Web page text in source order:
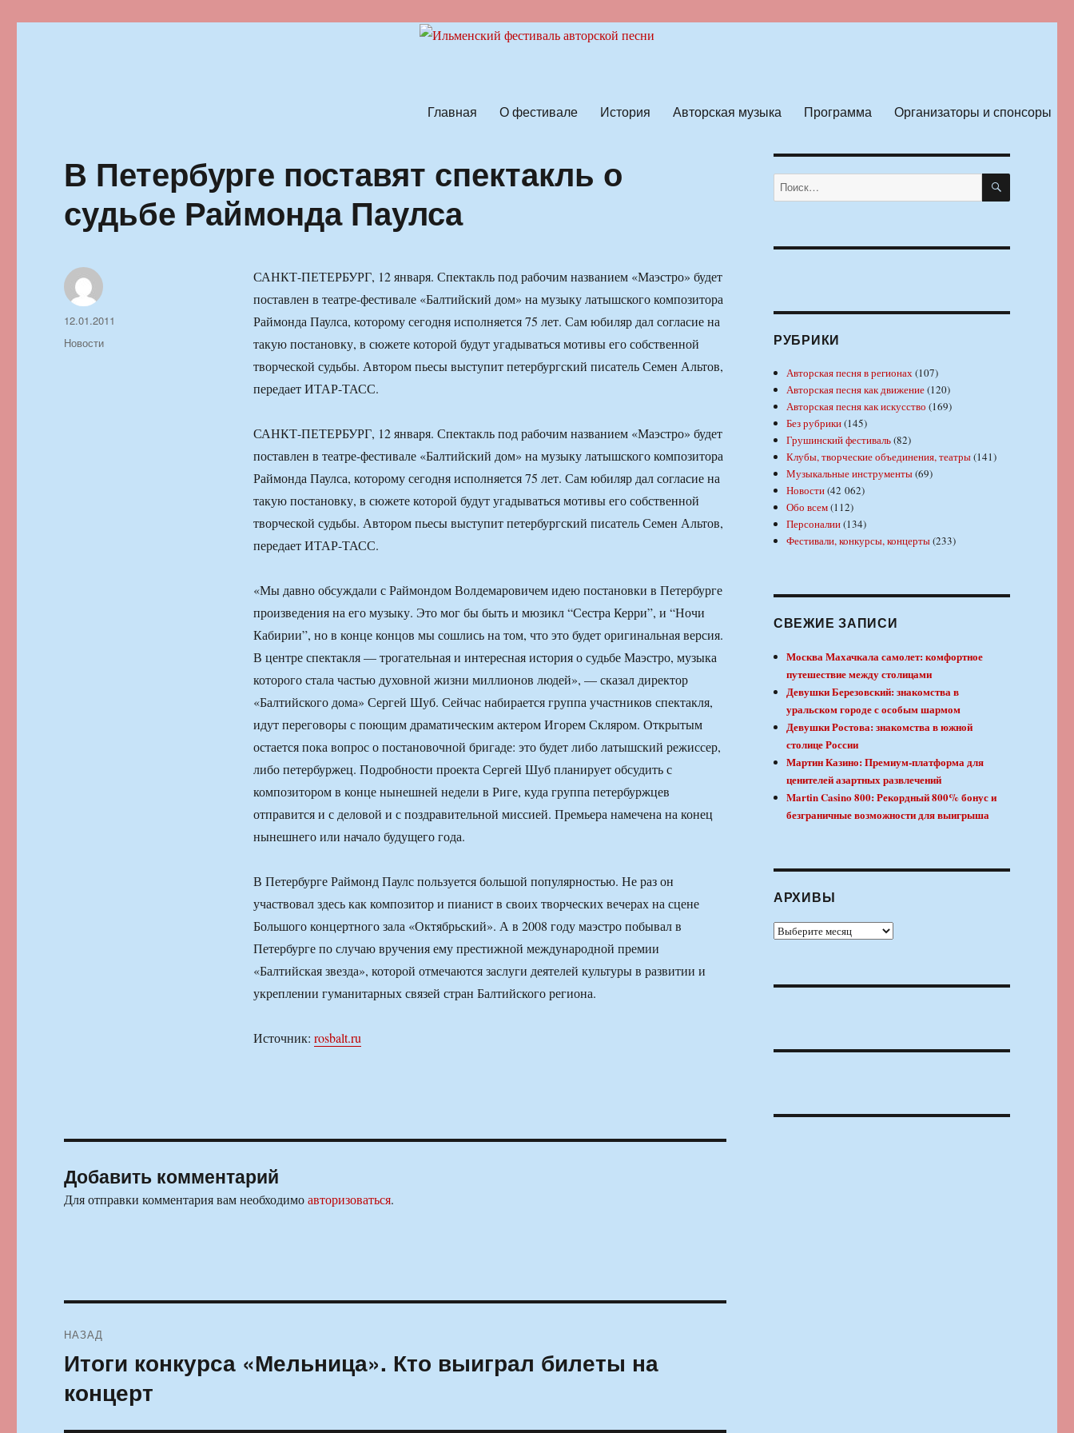
Главная О фестивале История Авторская музыка Программа Организаторы и спонсоры
В Петербурге поставят спектакль о
судьбе Раймонда Паулса
САНКТ-ПЕТЕРБУРГ, 12 января. Спектакль под рабочим названием «Маэстро» будет
поставлен в театре-фестивале «Балтийский дом» на музыку латышского композитора
Раймонда Паулса, которому сегодня исполняется 75 лет. Сам юбиляр дал согласие на
такую постановку, в сюжете которой будут угадываться мотивы его собственной
творческой судьбы. Автором пьесы выступит петербургский писатель Семен Альтов,
передает ИТАР-ТАСС.
САНКТ-ПЕТЕРБУРГ, 12 января. Спектакль под рабочим названием «Маэстро» будет
поставлен в театре-фестивале «Балтийский дом» на музыку латышского композитора
Раймонда Паулса, которому сегодня исполняется 75 лет. Сам юбиляр дал согласие на
такую постановку, в сюжете которой будут угадываться мотивы его собственной
творческой судьбы. Автором пьесы выступит петербургский писатель Семен Альтов,
передает ИТАР-ТАСС.
«Мы давно обсуждали с Раймондом Волдемаровичем идею постановки в Петербурге
произведения на его музыку. Это мог бы быть и мюзикл “Сестра Керри”, и “Ночи
Кабирии”, но в конце концов мы сошлись на том, что это будет оригинальная версия.
В центре спектакля — трогательная и интересная история о судьбе Маэстро, музыка
которого стала частью духовной жизни миллионов людей», — сказал директор
«Балтийского дома» Сергей Шуб. Сейчас набирается группа участников спектакля,
идут переговоры с поющим драматическим актером Игорем Скляром. Открытым
остается пока вопрос о постановочной бригаде: это будет либо латышский режиссер,
либо петербуржец. Подробности проекта Сергей Шуб планирует обсудить с
композитором в конце нынешней недели в Риге, куда группа петербуржцев
отправится и с деловой и с поздравительной миссией. Премьера намечена на конец
нынешнего или начало будущего года.
В Петербурге Раймонд Паулс пользуется большой популярностью. Не раз он
участвовал здесь как композитор и пианист в своих творческих вечерах на сцене
Большого концертного зала «Октябрьский». А в 2008 году маэстро побывал в
Петербурге по случаю вручения ему престижной международной премии
«Балтийская звезда», которой отмечаются заслуги деятелей культуры в развитии и
укреплении гуманитарных связей стран Балтийского региона.
Источник: rosbalt.ru
Автор
Опубликовано
12.01.2011
Рубрики
Новости
Добавить комментарий
Для отправки комментария вам необходимоавторизоваться.
по
записям
НАЗАД
Предыдущая
Итоги конкурса «Мельница». Кто выиграл билеты на
концерт
Искать: ПОИСК
РУБРИКИ
Авторская песня в регионах(107)
Авторская песня как движение(120)
Авторская песня как искусство (169)
Без рубрики(145)
Грушинский фестиваль(82)
Клубы, творческие объединения, театры(141)
Музыкальные инструменты(69)
Новости(42 062)
Обо всем(112)
Персоналии(134)
Фестивали, конкурсы, концерты(233)
СВЕЖИЕ ЗАПИСИ
Москва Махачкала самолет: комфортное
путешествие между столицами
Девушки Березовский: знакомства в
уральском городе с особым шармом
Девушки Ростова: знакомства в южной
столице России
Мартин Казино: Премиум-платформа для
ценителей азартных развлечений
Martin Casino 800: Рекордный 800% бонус и
безграничные возможности для выигрыша
АРХИВЫ
Архивы